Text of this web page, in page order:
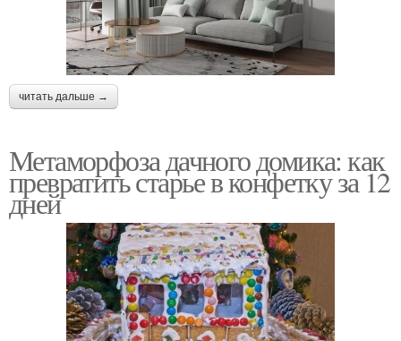
читать дальше →
Метаморфоза дачного домика: как
превратить старье в конфетку за 12
дней